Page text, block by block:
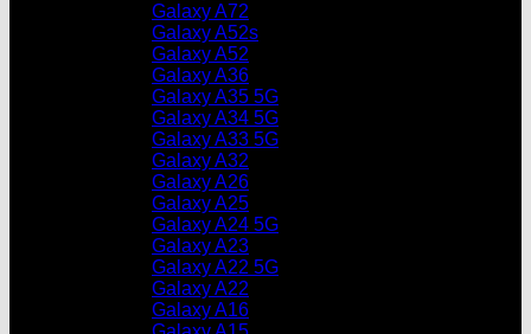
Galaxy A72
Galaxy A52s
Galaxy A52
Galaxy A36
Galaxy A35 5G
Galaxy A34 5G
Galaxy A33 5G
Galaxy A32
Galaxy A26
Galaxy A25
Galaxy A24 5G
Galaxy A23
Galaxy A22 5G
Galaxy A22
Galaxy A16